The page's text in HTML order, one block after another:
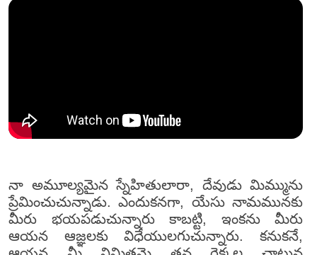
నా అమూల్యమైన స్నేహితులారా, దేవుడు మిమ్మును
ప్రేమించుచున్నాడు. ఎందుకనగా, యేసు నామమునకు
మీరు భయపడుచున్నారు కాబట్టి, ఇంకను మీరు
ఆయన ఆజ్ఞలకు విధేయులగుచున్నారు. కనుకనే,